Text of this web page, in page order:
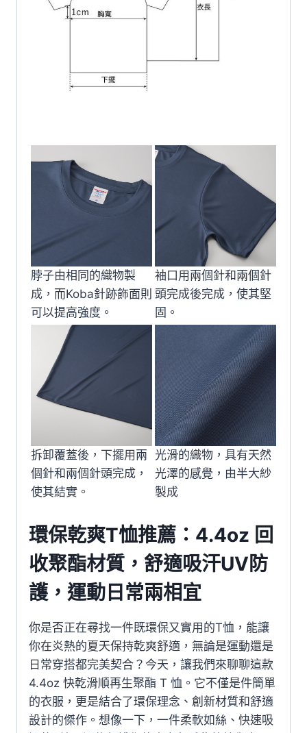
脖子由相同的織物製
成，而Koba針跡飾面則
可以提高強度。
袖口用兩個針和兩個針
頭完成後完成，使其堅
固。
拆卸覆蓋後，下擺用兩
個針和兩個針頭完成，
使其結實。
光滑的織物，具有天然
光澤的感覺，由半大紗
製成
環保乾爽T恤推薦：4.4oz 回
收聚酯材質，舒適吸汗UV防
護，運動日常兩相宜
你是否正在尋找一件既環保又實用的T恤，能讓
你在炎熱的夏天保持乾爽舒適，無論是運動還是
日常穿搭都完美契合？今天，讓我們來聊聊這款
4.4oz 快乾滑順再生聚酯 T 恤。它不僅是件簡單
的衣服，更是結合了環保理念、創新材質和舒適
設計的傑作。想像一下，一件柔軟如絲、快速吸